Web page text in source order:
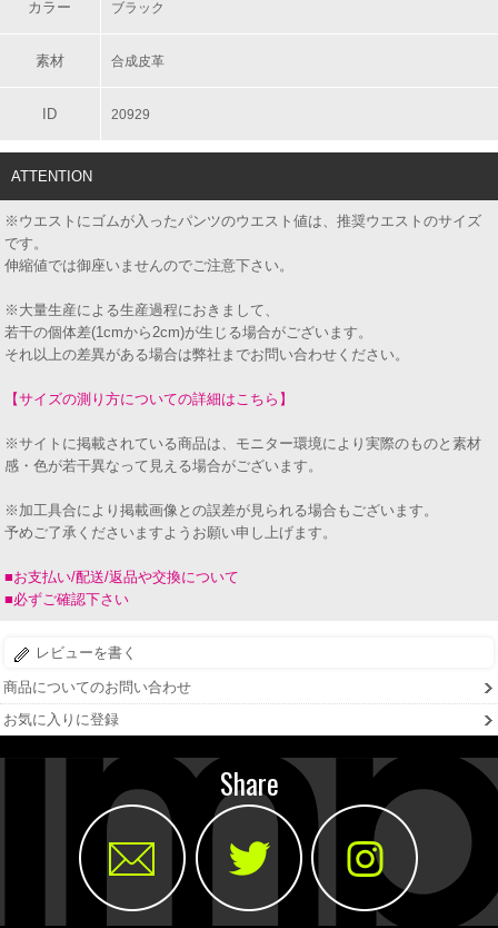
カラー ブラック
素材 合成皮革
ID 20929
ATTENTION
※ウエストにゴムが入ったパンツのウエスト値は、推奨ウエストのサイズ
です。
伸縮値では御座いませんのでご注意下さい。
※大量生産による生産過程におきまして、
若干の個体差(1cmから2cm)が生じる場合がございます。
それ以上の差異がある場合は弊社までお問い合わせください。
【サイズの測り方についての詳細はこちら】
※サイトに掲載されている商品は、モニター環境により実際のものと素材
感・色が若干異なって見える場合がございます。
※加工具合により掲載画像との誤差が見られる場合もございます。
予めご了承くださいますようお願い申し上げます。
■お支払い/配送/返品や交換について
■必ずご確認下さい
レビューを書く
商品についてのお問い合わせ
お気に入りに登録
Share